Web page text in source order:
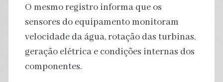
O mesmo registro informa que os
sensores do equipamento monitoram
velocidade da água, rotação das turbinas,
geração elétrica e condições internas dos
componentes.